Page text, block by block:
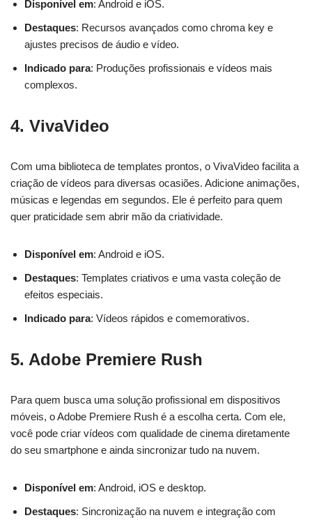
Disponível em: Android e iOS.
Destaques: Recursos avançados como chroma key e
ajustes precisos de áudio e vídeo.
Indicado para: Produções profissionais e vídeos mais
complexos.
4. VivaVideo
Com uma biblioteca de templates prontos, o VivaVideo facilita a
criação de vídeos para diversas ocasiões. Adicione animações,
músicas e legendas em segundos. Ele é perfeito para quem
quer praticidade sem abrir mão da criatividade.
Disponível em: Android e iOS.
Destaques: Templates criativos e uma vasta coleção de
efeitos especiais.
Indicado para: Vídeos rápidos e comemorativos.
5. Adobe Premiere Rush
Para quem busca uma solução profissional em dispositivos
móveis, o Adobe Premiere Rush é a escolha certa. Com ele,
você pode criar vídeos com qualidade de cinema diretamente
do seu smartphone e ainda sincronizar tudo na nuvem.
Disponível em: Android, iOS e desktop.
Destaques: Sincronização na nuvem e integração com